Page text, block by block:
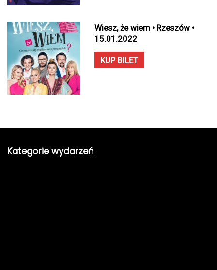
Wiesz, że wiem • Rzeszów •
15.01.2022
KUP BILET
Kategorie wydarzeń